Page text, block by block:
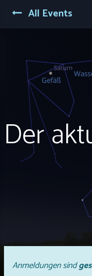
All Events
Der
Anmeldungen sind